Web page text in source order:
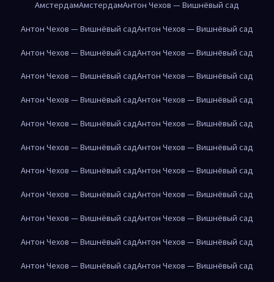
АмстердамАмстердамАнтон Чехов — Вишнёвый сад
Антон Чехов — Вишнёвый садАнтон Чехов — Вишнёвый сад
Антон Чехов — Вишнёвый садАнтон Чехов — Вишнёвый сад
Антон Чехов — Вишнёвый садАнтон Чехов — Вишнёвый сад
Антон Чехов — Вишнёвый садАнтон Чехов — Вишнёвый сад
Антон Чехов — Вишнёвый садАнтон Чехов — Вишнёвый сад
Антон Чехов — Вишнёвый садАнтон Чехов — Вишнёвый сад
Антон Чехов — Вишнёвый садАнтон Чехов — Вишнёвый сад
Антон Чехов — Вишнёвый садАнтон Чехов — Вишнёвый сад
Антон Чехов — Вишнёвый садАнтон Чехов — Вишнёвый сад
Антон Чехов — Вишнёвый садАнтон Чехов — Вишнёвый сад
Антон Чехов — Вишнёвый садАнтон Чехов — Вишнёвый сад